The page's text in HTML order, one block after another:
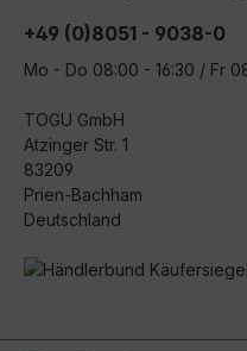
+49 (0)8051 - 9038-0
Mo - Do 08:00 - 16:30 / Fr
TOGU GmbH
Atzinger Str. 1
83209
Prien-Bachham
Deutschland